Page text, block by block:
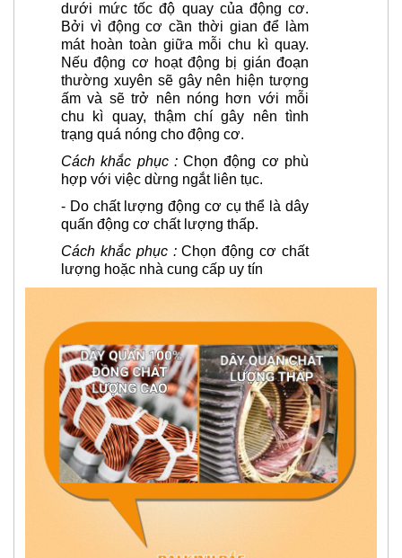
dưới mức tốc độ quay của động cơ.
Bởi vì động cơ cần thời gian để làm
mát hoàn toàn giữa mỗi chu kì quay.
Nếu động cơ hoạt động bị gián đoạn
thường xuyên sẽ gây nên hiện tượng
ấm và sẽ trở nên nóng hơn với mỗi
chu kì quay, thậm chí gây nên tình
trạng quá nóng cho động cơ.
Cách khắc phục :Chọn động cơ phù
hợp với việc dừng ngắt liên tục.
- Do chất lượng động cơ cụ thể là dây
quấn động cơ chất lượng thấp.
Cách khắc phục :Chọn động cơ chất
lượng hoặc nhà cung cấp uy tín